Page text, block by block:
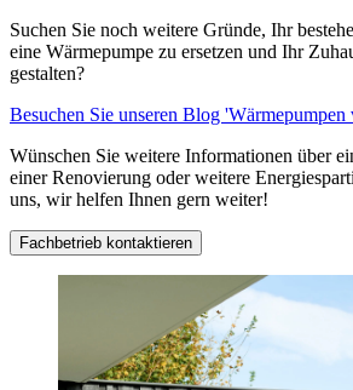
Suchen Sie noch weitere Gründe, Ihr
eine Wärmepumpe zu ersetzen und Ihr
gestalten?
Besuchen Sie unseren Blog
Wünschen Sie weitere Informationen über
einer Renovierung oder weitere
uns, wir helfen Ihnen gern weiter!
Fachbetrieb kontaktieren